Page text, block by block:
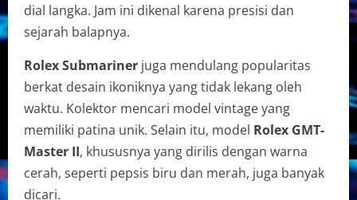
dial langka. Jam ini dikenal karena presisi dan
sejarah balapnya.
Rolex Submariner juga mendulang popularitas
berkat desain ikoniknya yang tidak lekang oleh
waktu. Kolektor mencari model vintage yang
memiliki patina unik. Selain itu, model Rolex GMT-
Master II, khususnya yang dirilis dengan warna
cerah, seperti pepsis biru dan merah, juga banyak
dicari.